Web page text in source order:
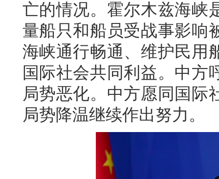
亡的情况。霍尔木兹海峡
量船只和船员受战事影响
海峡通行畅通、维护民用
国际社会共同利益。中方
局势恶化。中方愿同国际
局势降温继续作出努力。